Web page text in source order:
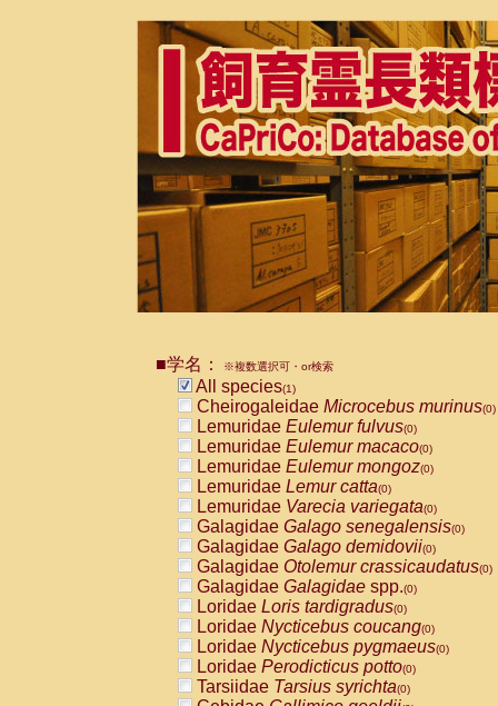
■学名： ※複数選択可・or検索
All species(1)
Cheirogaleidae Microcebus murinus(0)
Lemuridae Eulemur fulvus(0)
Lemuridae Eulemur macaco(0)
Lemuridae Eulemur mongoz(0)
Lemuridae Lemur catta(0)
Lemuridae Varecia variegata(0)
Galagidae Galago senegalensis(0)
Galagidae Galago demidovii(0)
Galagidae Otolemur crassicaudatus(0)
Galagidae Galagidae spp.(0)
Loridae Loris tardigradus(0)
Loridae Nycticebus coucang(0)
Loridae Nycticebus pygmaeus(0)
Loridae Perodicticus potto(0)
Tarsiidae Tarsius syrichta(0)